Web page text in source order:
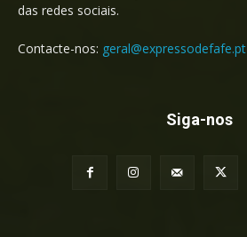
das redes sociais.
Contacte-nos: geral@expressodefafe.pt
Siga-nos